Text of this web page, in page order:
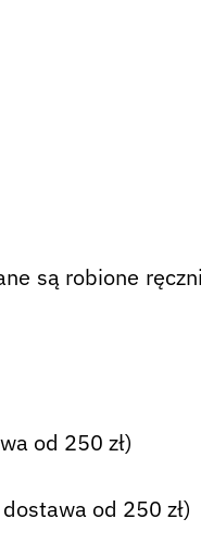
są robione
od 250 zł)
od 250 zł)